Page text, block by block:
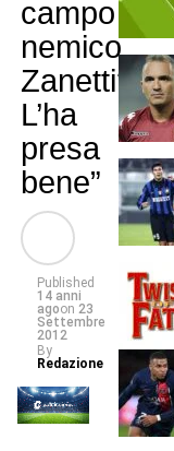
campo
nemico.
Zanetti?
L’ha
presa
bene”
Published
14 anni
agoon 23
Settembre
2012
By
Redazione